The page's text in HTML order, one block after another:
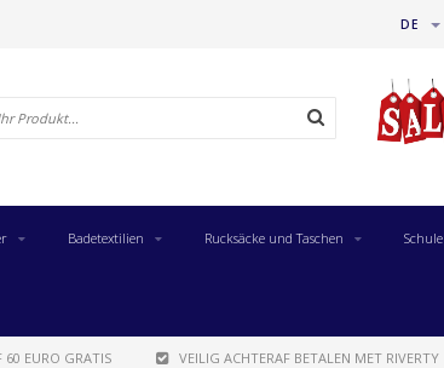
DE
Badetextilien Rucksäcke und Taschen Schule
60 EURO GRATIS VEILIG ACHTERAF BETALEN MET RIVERTY